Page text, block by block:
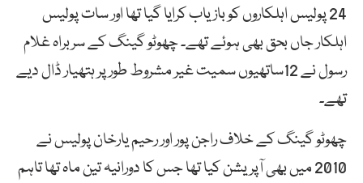
24 پولیس اہلکاروں کو بازیاب کرایا گیا تھا اور سات پولیس
اہلکار جاں بحق بھی ہوئے تھے۔ چھوٹو گینگ کے سربراہ غلام
رسول نے 12ساتھیوں سمیت غیر مشروط طور پر ہتھیار ڈال دیے
تھے۔
چھوٹو گینگ کے خلاف راجن پور اور رحیم یارخان پولیس نے
2010 میں بھی آپریشن کیا تھا جس کا دورانیہ تین ماہ تھا تاہم